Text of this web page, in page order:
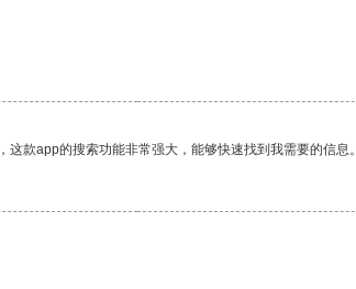
款app的搜索功能非常强大，能够快速找到我需要的信息。